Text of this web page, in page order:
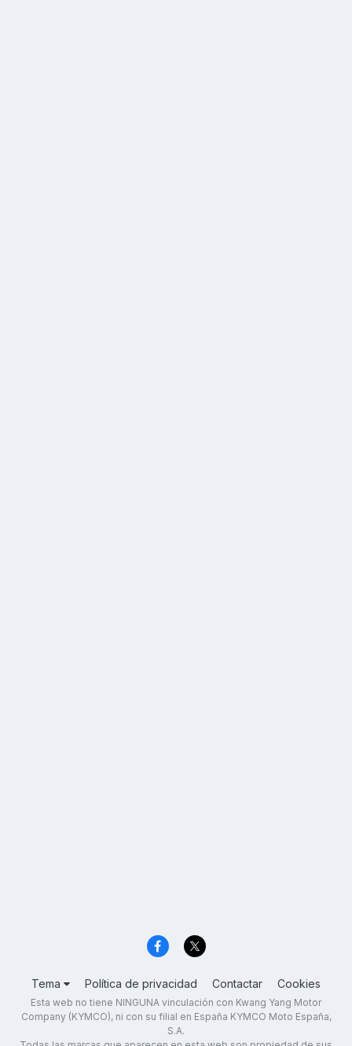
Tema Política de privacidad Contactar Cookies
Esta web no tiene NINGUNA vinculación con Kwang Yang Motor
Company (KYMCO), ni con su filial en España KYMCO Moto España,
S.A.